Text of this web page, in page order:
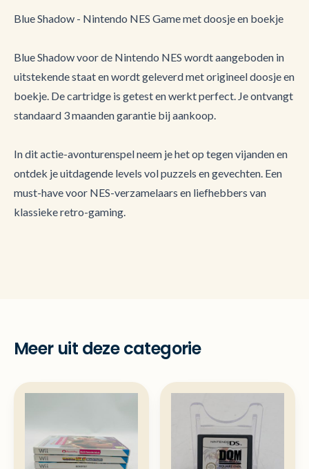
Blue Shadow - Nintendo NES Game met doosje en boekje
Blue Shadow voor de Nintendo NES wordt aangeboden in
uitstekende staat en wordt geleverd met origineel doosje en
boekje. De cartridge is getest en werkt perfect. Je ontvangt
standaard 3 maanden garantie bij aankoop.
In dit actie-avonturenspel neem je het op tegen vijanden en
ontdek je uitdagende levels vol puzzels en gevechten. Een
must-have voor NES-verzamelaars en liefhebbers van
klassieke retro-gaming.
Meer uit deze categorie